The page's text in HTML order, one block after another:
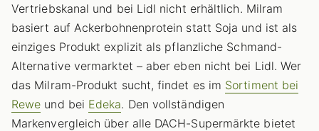
Vertriebskanal und bei Lidl nicht erhältlich. Milram
basiert auf Ackerbohnenprotein statt Soja und ist als
einziges Produkt explizit als pflanzliche Schmand-
Alternative vermarktet – aber eben nicht bei Lidl. Wer
das Milram-Produkt sucht, findet es im Sortiment bei
Rewe und bei Edeka. Den vollständigen
Markenvergleich über alle DACH-Supermärkte bietet